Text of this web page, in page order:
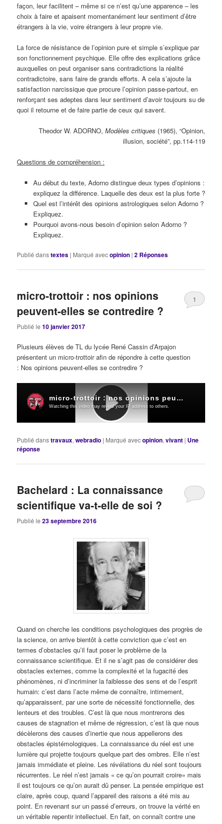
façon, leur facilitent – même si ce n’est qu’une apparence – les
choix à faire et apaisent momentanément leur sentiment d’être
étrangers à la vie, voire étrangers à leur propre vie.
La force de résistance de l’opinion pure et simple s’explique par
son fonctionnement psychique. Elle offre des explications grâce
auxquelles on peut organiser sans contradictions la réalité
contradictoire, sans faire de grands efforts. A cela s’ajoute la
satisfaction narcissique que procure l’opinion passe-partout, en
renforçant ses adeptes dans leur sentiment d’avoir toujours su de
quoi il retourne et de faire partie de ceux qui savent.
Theodor W. ADORNO, Modèles critiques (1965), “Opinion,
illusion, société”, pp.114-119
Questions de compréhension :
Au début du texte, Adorno distingue deux types d’opinions :
expliquez la différence. Laquelle des deux est la plus forte ?
Quel est l’intérêt des opinions astrologiques selon Adorno ?
Expliquez.
Pourquoi avons-nous besoin d’opinion selon Adorno ?
Expliquez.
Publié danstextes | Marqué avecopinion |2 Réponses
micro-trottoir : nos opinions
peuvent-elles se contredire ?
Publié le10 janvier 2017
1
Plusieurs élèves de TL du lycée René Cassin d’Arpajon
présentent un micro-trottoir afin de répondre à cette question
: Nos opinions peuvent-elles se contredire ?
Publié danstravaux,webradio | Marqué avecopinion,vivant | Une
réponse
Bachelard : La connaissance
scientifique va-t-elle de soi ?
Publié le23 septembre 2016
Quand on cherche les conditions psychologiques des progrès de
la science, on arrive bientôt à cette conviction que c’est en
termes d’obstacles qu’il faut poser le problème de la
connaissance scientifique. Et il ne s’agit pas de considérer des
obstacles externes, comme la complexité et la fugacité des
phénomènes, ni d’incriminer la faiblesse des sens et de l’esprit
humain: c’est dans l’acte même de connaître, intimement,
qu’apparaissent, par une sorte de nécessité fonctionnelle, des
lenteurs et des troubles. C’est là que nous montrerons des
causes de stagnation et même de régression, c’est là que nous
décèlerons des causes d’inertie que nous appellerons des
obstacles épistémologiques. La connaissance du réel est une
lumière qui projette toujours quelque part des ombres. Elle n’est
jamais immédiate et pleine. Les révélations du réel sont toujours
récurrentes. Le réel n’est jamais « ce qu’on pourrait croire» mais
il est toujours ce qu’on aurait dû penser. La pensée empirique est
claire, après coup, quand l’appareil des raisons a été mis au
point. En revenant sur un passé d’erreurs, on trouve la vérité en
un véritable repentir intellectuel. En fait, on connaît contre une